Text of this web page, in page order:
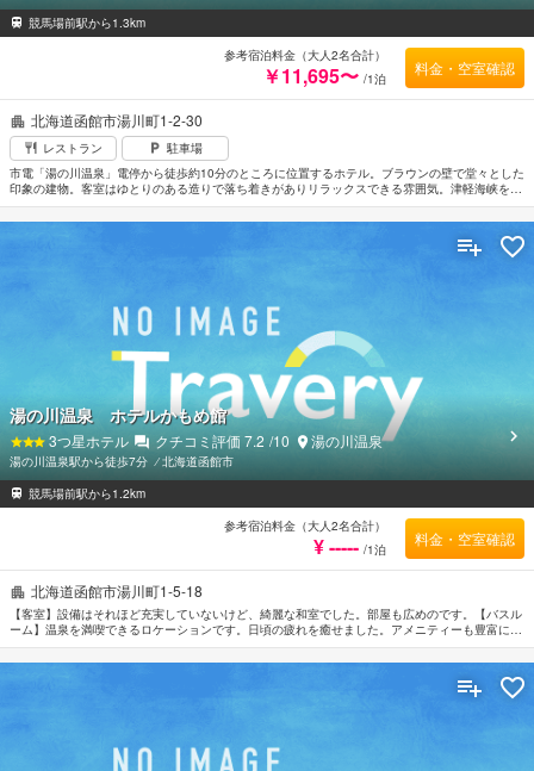
北海道函館市湯川町1-2-30
レストラン
駐車場
市電「湯の川温泉」電停から徒歩約10分のところに位置するホテル。ブラウンの壁で堂々とした
印象の建物。客室はゆとりのある造りで落ち着きがありリラックスできる雰囲気。津軽海峡を見
渡せるところもある。太平洋を眺望する露天風呂や7つの湯を楽しむことのできる大浴場など施
設も充実している。
競馬場前駅から1.3km
参考宿泊料金（大人2名合計）
￥11,695〜 /1泊
料金・空室確認
北海道函館市湯川町1-5-18
【客室】設備はそれほど充実していないけど、綺麗な和室でした。部屋も広めのです。【バスル
ーム】温泉を満喫できるロケーションです。日頃の疲れを癒せました。アメニティーも豊富に揃
って居ました。【ロケーション】湯の川温泉でリーズナブルな料金で宿泊出来る温泉旅館です。
日帰り温泉としてもオススメです。
湯の川温泉 ホテルかもめ館
3つ星ホテル クチコミ評価 7.2 /10 湯の川温泉
湯の川温泉駅から徒歩7分 ⁄北海道函館市
競馬場前駅から1.2km
参考宿泊料金（大人2名合計）
¥ ----- /1泊
料金・空室確認